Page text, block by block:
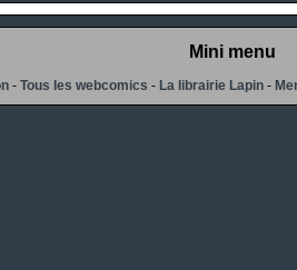
Mini menu
-Tous les webcomics -La librairie Lapin -